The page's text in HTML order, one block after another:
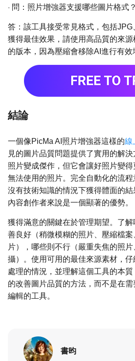
· 問：照片增強器支援哪些圖片格式？
答：該工具接受常見格式，包括
獲得最佳效果，請使用高品質的來
的版本，因為壓縮會移除AI進行有效
結論
一個像PicMa AI照片增強器這樣的線
見的圖片品質問題提供了實用的解
照片變成傑作，但它會讓好照片變
無法使用的照片。完全自動化的流
沒有技術知識的情況下獲得體面的
內容創作者來說是一個顯著的優勢。
獲得滿意的關鍵在於管理期望。了
善良好（稍微模糊的照片、壓縮檔
片），哪些則不行（嚴重失焦的照
攝）。使用可用的最佳來源素材，
處理的情況，並理解這個工具的本
的改善圖片品質的方法，而不是在
編輯的工具。
書昀